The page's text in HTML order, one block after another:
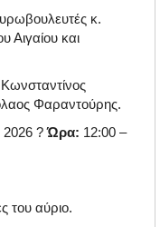
κ.
Αιγαίου και
Φαραντούρης.
2026 ?Ώρα: 12:00 –
του αύριο.